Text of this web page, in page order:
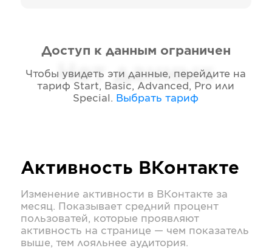
Нет данных
Доступ к данным ограничен
Чтобы увидеть эти данные, перейдите на
тариф Start, Basic, Advanced, Pro или
Special . Выбрать тариф
Активность ВКонтакте
Изменение активности в ВКонтакте за
месяц. Показывает средний процент
пользоватей, которые проявляют
активность на странице — чем показатель
выше, тем лояльнее аудитория.